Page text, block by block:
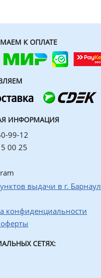
К ОПЛАТЕ
ИНФОРМАЦИЯ
99-12
00 25
выдачи в г. Барнаул
конфиденциальности
СЕТЯХ: